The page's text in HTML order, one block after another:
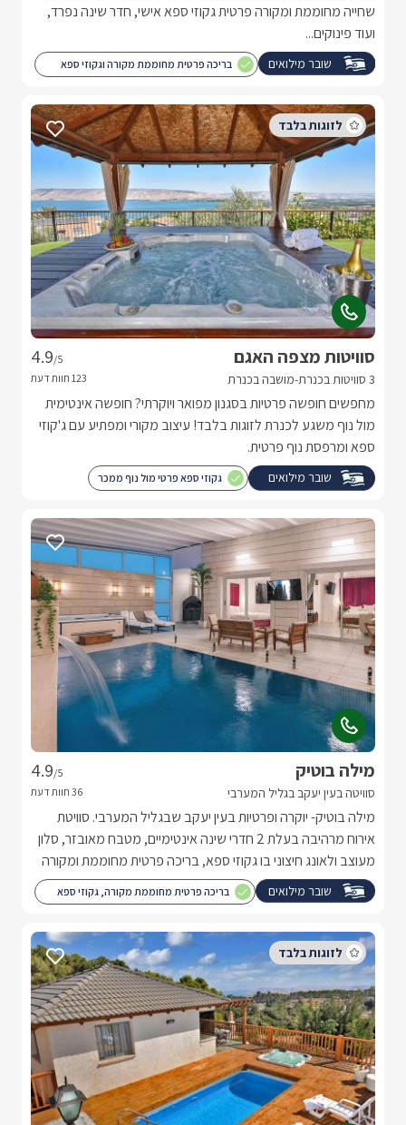
שחייה מחוממת ומקורה פרטית גקוזי ספא אישי, חדר שינה נפרד,
ועוד פינוקים...
שובר מילואים
בריכה פרטית מחוממת מקורה וגקוזי ספא
סוויטות מצפה האגם
3 סוויטות בכנרת-מושבה בכנרת
4.9/5
מחפשים חופשה פרטיות בסגנון מפואר ויוקרתי? חופשה אינטימית
מול נוף משגע לכנרת לזוגות בלבד! עיצוב מקורי ומפתיע עם ג'קוזי
ספא ומרפסת נוף פרטית.
שובר מילואים גקוזי ספא פרטי מול נוף ממכר
מילה בוטיק
סוויטה בעין יעקב בגליל המערבי
4.9/5
מילה בוטיק- יוקרה ופרטיות בעין יעקב שבגליל המערבי. סוויטת
אירוח מרהיבה בעלת 2 חדרי שינה אינטימיים, מטבח מאובזר, סלון
מעוצב ולאונג חיצוני בו גקוזי ספא, בריכה פרטית מחוממת ומקורה
בחודשי החורף ועוד.
שובר מילואים
בריכה פרטית מחוממת מקורה, גקוזי ספא